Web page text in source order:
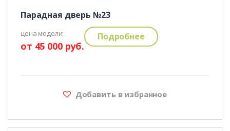
Парадная дверь №23
цена модели:
от 45 000 руб.
Подробнее
Добавить в избранное